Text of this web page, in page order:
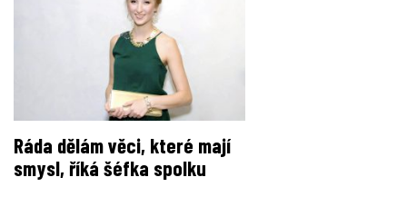
Ráda dělám věci, které mají
smysl, říká šéfka spolku